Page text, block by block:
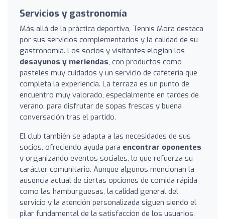
Servicios y gastronomía
Más allá de la práctica deportiva, Tennis Mora destaca
por sus servicios complementarios y la calidad de su
gastronomía. Los socios y visitantes elogian los
desayunos y meriendas, con productos como
pasteles muy cuidados y un servicio de cafetería que
completa la experiencia. La terraza es un punto de
encuentro muy valorado, especialmente en tardes de
verano, para disfrutar de sopas frescas y buena
conversación tras el partido.
El club también se adapta a las necesidades de sus
socios, ofreciendo ayuda para encontrar oponentes
y organizando eventos sociales, lo que refuerza su
carácter comunitario. Aunque algunos mencionan la
ausencia actual de ciertas opciones de comida rápida
como las hamburguesas, la calidad general del
servicio y la atención personalizada siguen siendo el
pilar fundamental de la satisfacción de los usuarios.